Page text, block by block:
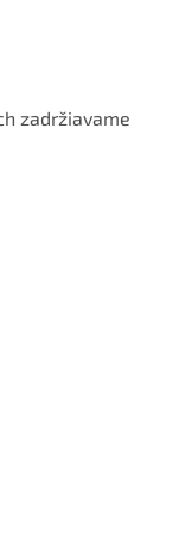
zadržiavame